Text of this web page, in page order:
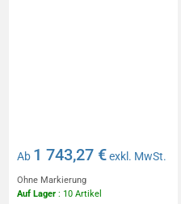
Ab 1 743,27 €exkl. MwSt.
Ohne Markierung
Auf Lager : 10 Artikel